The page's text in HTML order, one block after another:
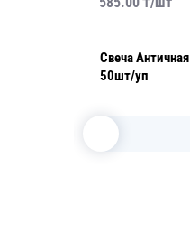
Свеча Античная d2х25см фуксия
50шт/уп